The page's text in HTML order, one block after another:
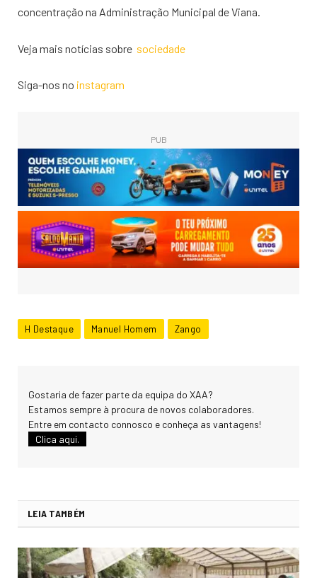
concentração na Administração Municipal de Viana.
Veja mais notícias sobre sociedade
Siga-nos no instagram
PUB
H Destaque Manuel Homem Zango
Gostaria de fazer parte da equipa do XAA?
Estamos sempre à procura de novos colaboradores.
Entre em contacto connosco e conheça as vantagens!
Clica aqui.
LEIA TAMBÉM